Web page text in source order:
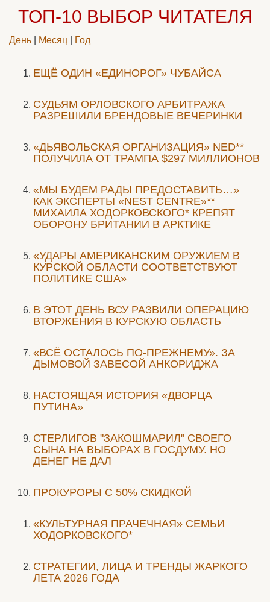
ТОП-10 ВЫБОР ЧИТАТЕЛЯ
День Месяц Год
ЕЩЁ ОДИН «ЕДИНОРОГ» ЧУБАЙСА
CУДЬЯМ ОРЛОВСКОГО АРБИТРАЖА
РАЗРЕШИЛИ БРЕНДОВЫЕ ВЕЧЕРИНКИ
«ДЬЯВОЛЬСКАЯ ОРГАНИЗАЦИЯ» NED**
ПОЛУЧИЛА ОТ ТРАМПА $297 МИЛЛИОНОВ
«МЫ БУДЕМ РАДЫ ПРЕДОСТАВИТЬ…»
КАК ЭКСПЕРТЫ «NEST CENTRE»**
МИХАИЛА ХОДОРКОВСКОГО* КРЕПЯТ
ОБОРОНУ БРИТАНИИ В АРКТИКЕ
«УДАРЫ АМЕРИКАНСКИМ ОРУЖИЕМ В
КУРСКОЙ ОБЛАСТИ СООТВЕТСТВУЮТ
ПОЛИТИКЕ США»
В ЭТОТ ДЕНЬ ВСУ РАЗВИЛИ ОПЕРАЦИЮ
ВТОРЖЕНИЯ В КУРСКУЮ ОБЛАСТЬ
«ВСЁ ОСТАЛОСЬ ПО-ПРЕЖНЕМУ». ЗА
ДЫМОВОЙ ЗАВЕСОЙ АНКОРИДЖА
НАСТОЯЩАЯ ИСТОРИЯ «ДВОРЦА
ПУТИНА»
СТЕРЛИГОВ "ЗАКОШМАРИЛ" СВОЕГО
СЫНА НА ВЫБОРАХ В ГОСДУМУ. НО
ДЕНЕГ НЕ ДАЛ
ПРОКУРОРЫ С 50% СКИДКОЙ
«КУЛЬТУРНАЯ ПРАЧЕЧНАЯ» СЕМЬИ
ХОДОРКОВСКОГО*
СТРАТЕГИИ, ЛИЦА И ТРЕНДЫ ЖАРКОГО
ЛЕТА 2026 ГОДА